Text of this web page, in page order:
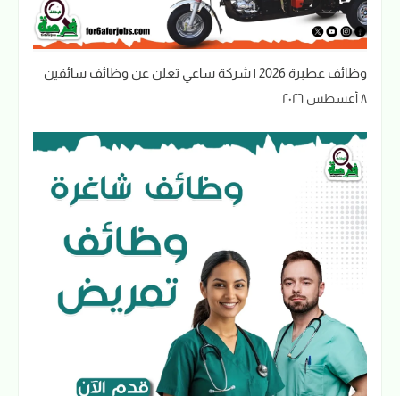
وظائف عطبرة 2026 | شركة ساعي تعلن عن وظائف سائقين
٨ أغسطس ٢٠٢٦